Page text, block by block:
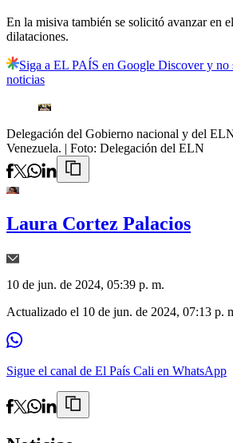
En la misiva también se solicitó avanzar en
dilataciones.
Siga a EL PAÍS en Google Discover y no
noticias
Delegación del Gobierno nacional y del
Venezuela. | Foto: Delegación del ELN
Laura Cortez Palacios
10 de jun. de 2024, 05:39 p. m.
Actualizado el 10 de jun. de 2024, 07:13 p.
Sigue el canal de El País Cali en WhatsApp